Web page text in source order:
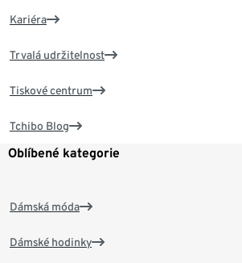
Kariéra
Trvalá udržitelnost
Tiskové centrum
Tchibo Blog
Oblíbené kategorie
Dámská móda
Dámské hodinky